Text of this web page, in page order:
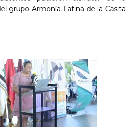
grupo Armonía Latina de la Casita